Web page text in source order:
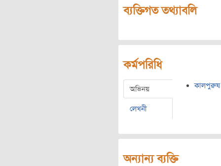
ব্যক্তিগত তথ্যাবলি
কর্মপরিধি
অভিনয়
লেখনী
কালপুরুষ
অন্যান্য ব্যক্তি